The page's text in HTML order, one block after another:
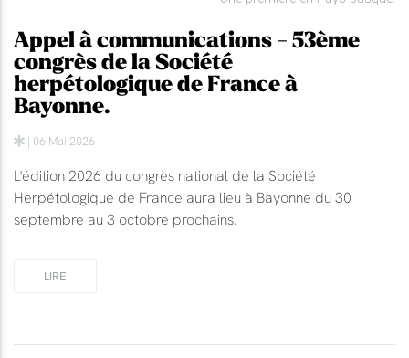
Appel à communications - 53ème
congrès de la Société
herpétologique de France à
Bayonne.
| 06 Mai 2026
L'édition 2026 du congrès national de la Société
Herpétologique de France aura lieu à Bayonne du 30
septembre au 3 octobre prochains.
LIRE